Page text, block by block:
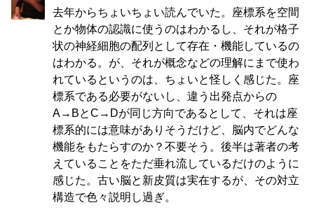
去年からちょいちょい読んでいた。座標系を空間
とか物体の認識に使うのはわかるし、それが格子
状の神経細胞の配列として存在・機能しているの
はわかる。が、それが概念などの理解にまで使わ
れているというのは、ちょいと怪しく感じた。座
標系である必要がないし、違う出発点からの
A→BとC→Dが同じ方向であるとして、それは座
標系的には意味がありそうだけど、脳内でどんな
機能をもたらすのか？不要そう。後半は著者の考
えていることをただ垂れ流しているだけのように
感じた。古い脳と新皮質は実在するが、その対立
構造で色々説明し過ぎ。